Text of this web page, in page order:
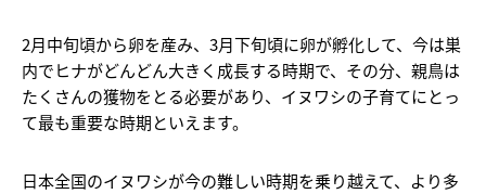
2月中旬頃から卵を産み、 3月下旬頃に卵が孵化して、今は巣
内でヒナがどんどん大きく成長する時期で、 その分、親鳥は
たくさんの獲物をとる必要があり、 イヌワシの子育てにとっ
て最も重要な時期といえます。
日本全国のイヌワシが今の難しい時期を乗り越えて、より多